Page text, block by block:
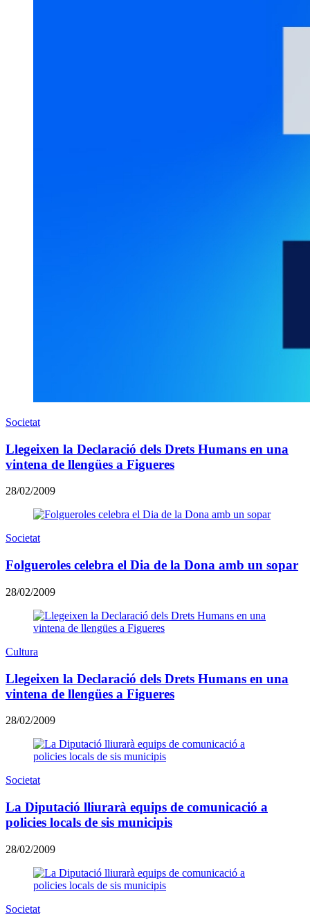
Societat
Llegeixen la Declaració dels Drets Humans en una
vintena de llengües a Figueres
28/02/2009
Societat
Folgueroles celebra el Dia de la Dona amb un sopar
28/02/2009
Cultura
Llegeixen la Declaració dels Drets Humans en una
vintena de llengües a Figueres
28/02/2009
Societat
La Diputació lliurarà equips de comunicació a
policies locals de sis municipis
28/02/2009
Societat